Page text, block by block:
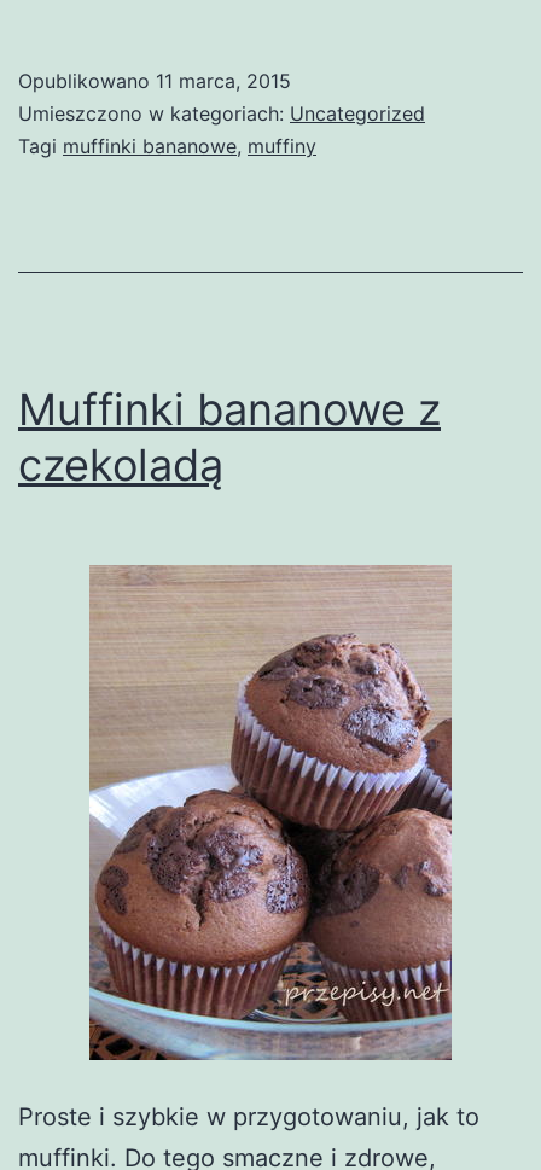
Opublikowano 11 marca, 2015
Umieszczono w kategoriach: Uncategorized
Tagi muffinki bananowe, muffiny
Muffinki bananowe z
czekoladą
Proste i szybkie w przygotowaniu, jak to
muffinki. Do tego smaczne i zdrowe,